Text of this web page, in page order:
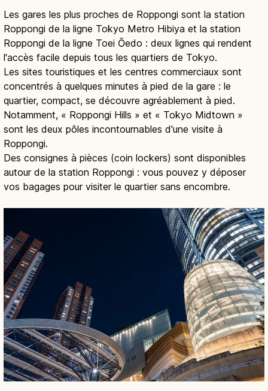
Les gares les plus proches de Roppongi sont la station
Roppongi de la ligne Tokyo Metro Hibiya et la station
Roppongi de la ligne Toei Ōedo : deux lignes qui rendent
l'accès facile depuis tous les quartiers de Tokyo.
Les sites touristiques et les centres commerciaux sont
concentrés à quelques minutes à pied de la gare : le
quartier, compact, se découvre agréablement à pied.
Notamment, « Roppongi Hills » et « Tokyo Midtown »
sont les deux pôles incontournables d'une visite à
Roppongi.
Des consignes à pièces (coin lockers) sont disponibles
autour de la station Roppongi : vous pouvez y déposer
vos bagages pour visiter le quartier sans encombre.